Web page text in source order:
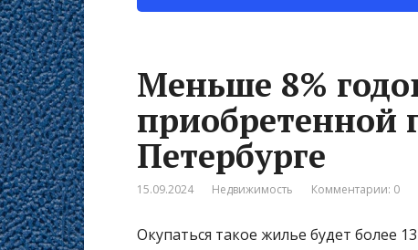
Меньше 8%
приобретенной
Петербурге
15.09.2024 Недвижимость Комментарии: 0
Окупаться такое жилье будет более